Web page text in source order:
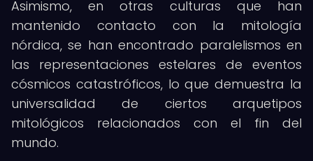
Asimismo, en otras culturas que han
mantenido contacto con la mitología
nórdica, se han encontrado paralelismos en
las representaciones estelares de eventos
cósmicos catastróficos, lo que demuestra la
universalidad de ciertos arquetipos
mitológicos relacionados con el fin del
mundo.